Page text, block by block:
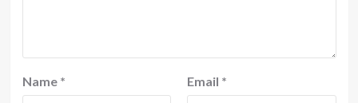
Name * Email *